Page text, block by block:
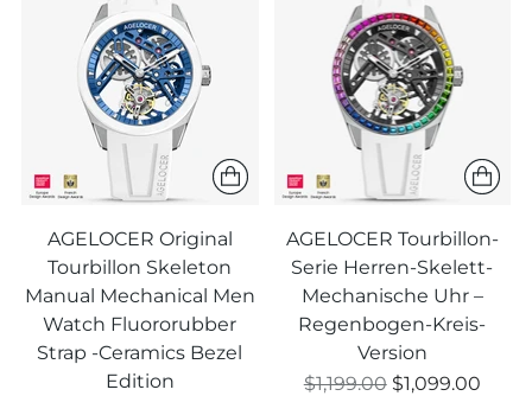
AGELOCER Original
Tourbillon Skeleton
Manual Mechanical Men
Watch Fluororubber
Strap -Ceramics Bezel
Edition
AGELOCER Tourbillon-
Serie Herren-Skelett-
Mechanische Uhr –
Regenbogen-Kreis-
Version
Regulärer
$1,199.00 $1,099.00